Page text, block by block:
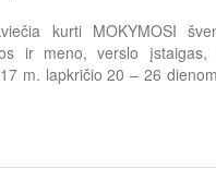
kurti MOKYMOSI
ir meno, verslo
m. lapkričio 20 – 26